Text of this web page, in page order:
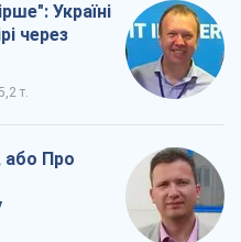
Україні
через
5,2 т.
або Про